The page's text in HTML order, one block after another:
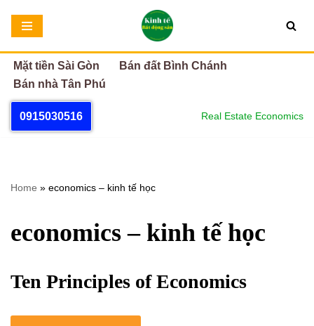
Chuyển
tới
nội
dung
Mặt tiền Sài Gòn
Bán đất Bình Chánh
Bán nhà Tân Phú
0915030516 Real Estate Economics
Home » economics – kinh tế học
economics – kinh tế học
Ten Principles of Economics